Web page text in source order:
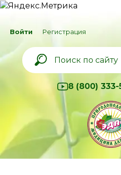
Войти Регистрация
8 (800) 333-